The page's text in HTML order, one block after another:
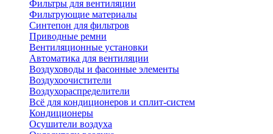
Фильтры для вентиляции
Фильтрующие материалы
Синтепон для фильтров
Приводные ремни
Вентиляционные установки
Автоматика для вентиляции
Воздуховоды и фасонные элементы
Воздухоочистители
Воздухораспределители
Всё для кондиционеров и сплит-систем
Кондиционеры
Осушители воздуха